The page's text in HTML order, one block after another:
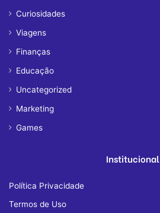
Curiosidades
Viagens
Finanças
Educação
Uncategorized
Marketing
Games
Institucional
Política Privacidade
Termos de Uso